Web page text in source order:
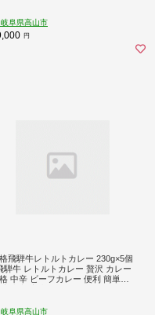
岐阜県高山市
円
飛騨牛レトルトカレー 230g×5個
騨牛 レトルトカレー 贅沢 カレー
中辛 ビーフカレー 便利 簡単調
岐阜県高山市